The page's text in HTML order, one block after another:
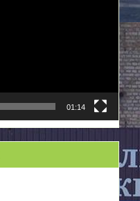
01:14